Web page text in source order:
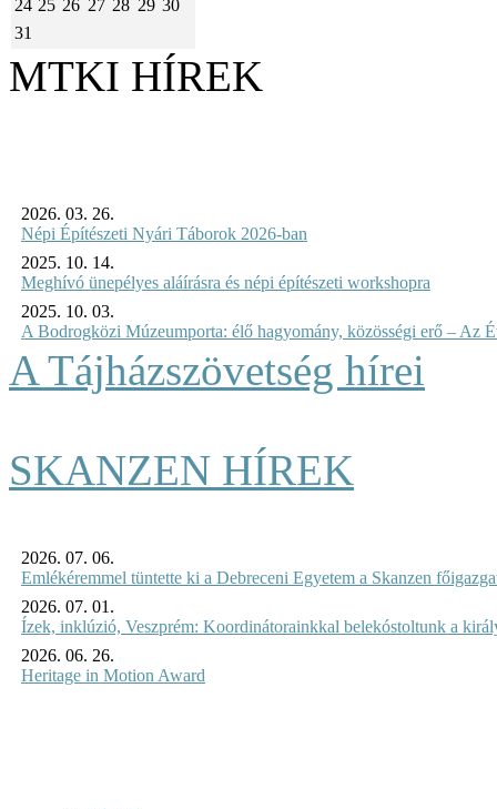
24 25 26 27 28 29 30
31
MTKI HÍREK
2026. 03. 26.
Népi Építészeti Nyári Táborok 2026-ban
2025. 10. 14.
Meghívó ünepélyes aláírásra és népi építészeti workshopra
2025. 10. 03.
A Bodrogközi Múzeumporta: élő hagyomány, közösségi erő – Az
A Tájházszövetség hírei
SKANZEN HÍREK
2026. 07. 06.
Emlékéremmel tüntette ki a Debreceni Egyetem a Skanzen
2026. 07. 01.
Ízek, inklúzió, Veszprém: Koordinátorainkkal belekóstoltunk a
2026. 06. 26.
Heritage in Motion Award